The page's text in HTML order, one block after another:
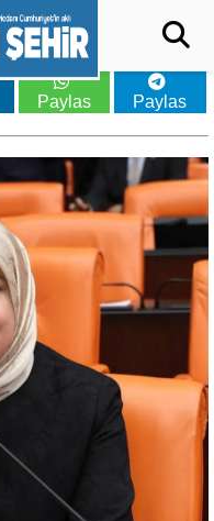
Paylas Paylas